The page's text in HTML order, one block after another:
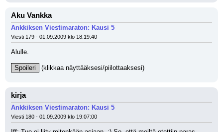
Aku Vankka
Ankkiksen Viestimaraton: Kausi 5
Viesti 179 - 01.09.2009 klo 18:19:40
Alulle.
Spoileri (klikkaa näyttääksesi/piilottaaksesi)
kirja
Ankkiksen Viestimaraton: Kausi 5
Viesti 180 - 01.09.2009 klo 19:07:00